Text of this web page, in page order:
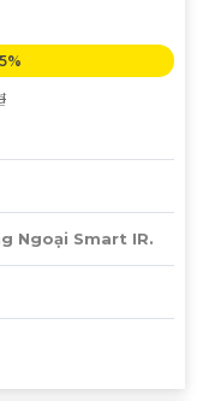
Ngoại Smart IR.